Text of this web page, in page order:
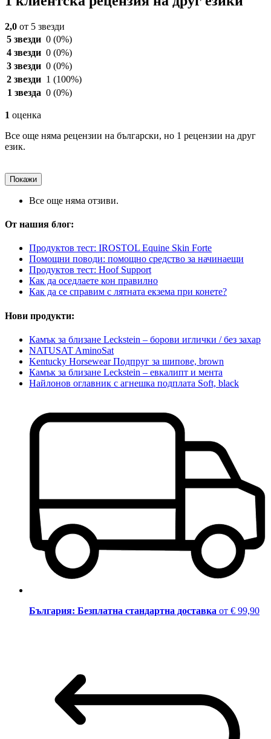
2,0 от 5 звезди
5 звезди 0 (0%)
4 звезди 0 (0%)
3 звезди 0 (0%)
2 звезди 1 (100%)
1 звезда 0 (0%)
1 оценка
Все още няма рецензии на български, но 1 рецензии на друг
език.
Покажи
Все още няма отзиви.
От нашия блог:
Продуктов тест: IROSTOL Equine Skin Forte
Помощни поводи: помощно средство за начинаещи
Продуктов тест: Hoof Support
Как да оседлаете кон правилно
Как да се справим с лятната екзема при конете?
Нови продукти:
Камък за близане Leckstein – борови иглички / без захар
NATUSAT AminoSat
Kentucky Horsewear Подпруг за шипове, brown
Камък за близане Leckstein – евкалипт и мента
Найлонов оглавник с агнешка подплата Soft, black
България: Безплатна стандартна доставка от € 99,90